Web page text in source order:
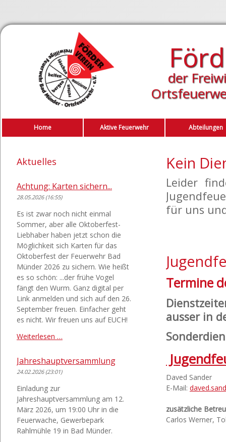
der
Navigation
überspringenHome Aktive Feuerwehr Abteilungen
Kein
Leider
für uns
Termine
ausser in
Daved Sander
E-Mail:
zusätzliche
Carlos Werner,
Aktuelles
Achtung: Karten sichern...
28.05.2026 (16:55)
Es ist zwar noch nicht einmal
Sommer, aber alle Oktoberfest-
Liebhaber haben jetzt schon die
Möglichkeit sich Karten für das
Oktoberfest der Feuerwehr Bad
Münder 2026 zu sichern. Wie heißt
es so schön: ...der frühe Vogel
fängt den Wurm. Ganz digital per
Link anmelden und sich auf den 26.
September freuen. Einfacher geht
es nicht. Wir freuen uns auf EUCH!
Weiterlesen …
sichern...
Jahreshauptversammlung
24.02.2026 (23:01)
Einladung zur
Jahreshauptversammlung am 12.
März 2026, um 19:00 Uhr in die
Feuerwache, Gewerbepark
Rahlmühle 19 in Bad Münder.